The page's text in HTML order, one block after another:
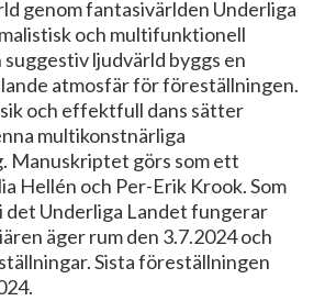
genom fantasivärlden Underliga
och multifunktionell
ljudvärld byggs en
atmosfär för föreställningen.
och effektfull dans sätter
multikonstnärliga
Manuskriptet görs som ett
Hellén och Per-Erik Krook. Som
det Underliga Landet fungerar
äger rum den 3.7.2024 och
Sista föreställningen